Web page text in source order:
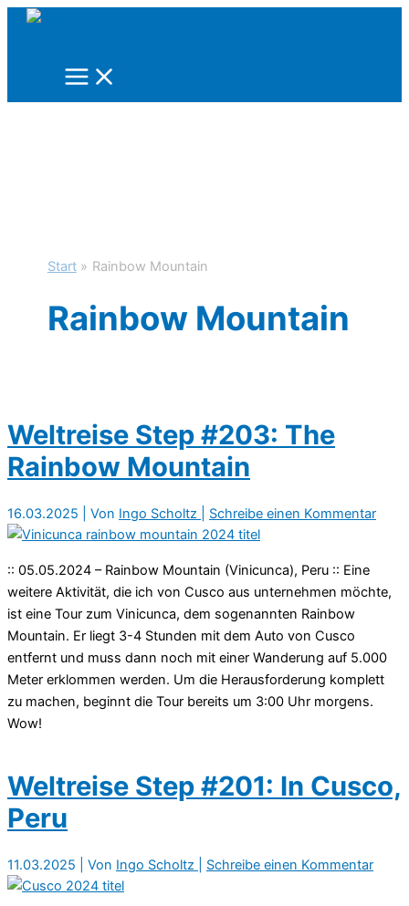
Zum
Start Rainbow Mountain
Rainbow Mountain
Weltreise Step #203: The
Rainbow Mountain
16.03.2025 | Von Ingo Scholtz Schreibe einen Kommentar
:: 05.05.2024 – Rainbow Mountain (Vinicunca), Peru :: Eine
weitere Aktivität, die ich von Cusco aus unternehmen möchte,
ist eine Tour zum Vinicunca, dem sogenannten Rainbow
Mountain. Er liegt 3-4 Stunden mit dem Auto von Cusco
entfernt und muss dann noch mit einer Wanderung auf 5.000
Meter erklommen werden. Um die Herausforderung komplett
zu machen, beginnt die Tour bereits um 3:00 Uhr morgens.
Wow!
Weltreise Step #201: In Cusco,
Peru
11.03.2025 | Von Ingo Scholtz Schreibe einen Kommentar